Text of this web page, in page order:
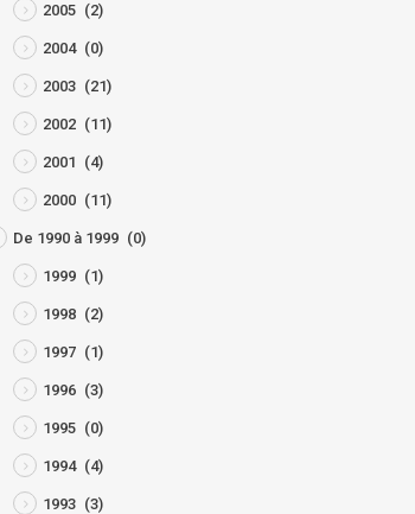
2005 (2)
2004 (0)
2003 (21)
2002 (11)
2001 (4)
2000 (11)
De 1990 à 1999 (0)
1999 (1)
1998 (2)
1997 (1)
1996 (3)
1995 (0)
1994 (4)
1993 (3)